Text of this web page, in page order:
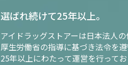
選ばれ続けて25年以上。
アイドラッグストアーは日本法人の
厚生労働省の指導に基づき法令を遵
25年以上にわたって運営を行ってお